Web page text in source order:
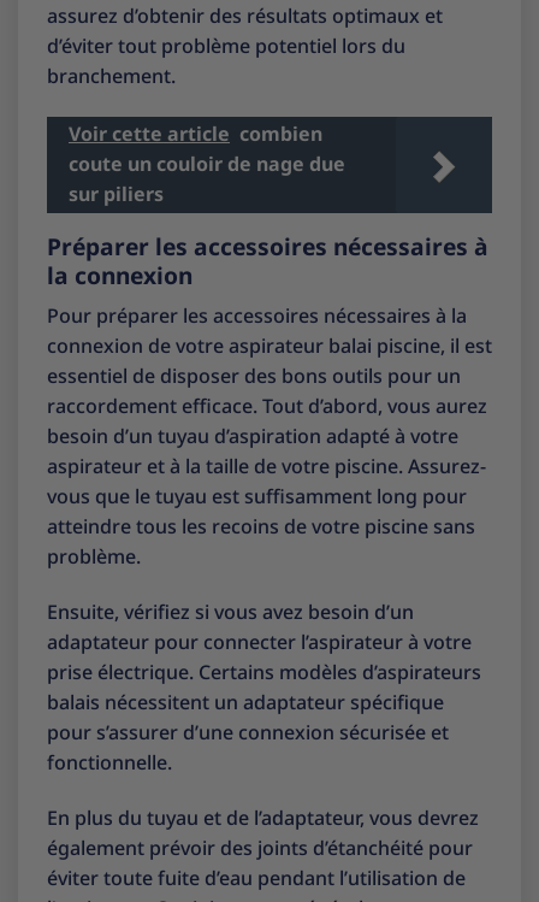
assurez d’obtenir des résultats optimaux et
d’éviter tout problème potentiel lors du
branchement.
Voir cette article combien
coute un couloir de nage due
sur piliers
Préparer les accessoires nécessaires à
la connexion
Pour préparer les accessoires nécessaires à la
connexion de votre aspirateur balai piscine, il est
essentiel de disposer des bons outils pour un
raccordement efficace. Tout d’abord, vous aurez
besoin d’un tuyau d’aspiration adapté à votre
aspirateur et à la taille de votre piscine. Assurez-
vous que le tuyau est suffisamment long pour
atteindre tous les recoins de votre piscine sans
problème.
Ensuite, vérifiez si vous avez besoin d’un
adaptateur pour connecter l’aspirateur à votre
prise électrique. Certains modèles d’aspirateurs
balais nécessitent un adaptateur spécifique
pour s’assurer d’une connexion sécurisée et
fonctionnelle.
En plus du tuyau et de l’adaptateur, vous devrez
également prévoir des joints d’étanchéité pour
éviter toute fuite d’eau pendant l’utilisation de